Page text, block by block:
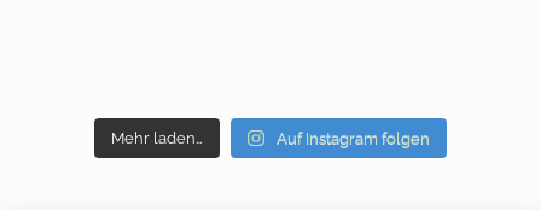
Mehr laden… Auf Instagram folgen